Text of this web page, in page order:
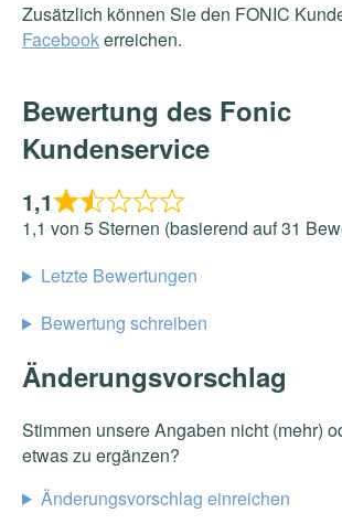
Zusätzlich können Sie den FONIC
Facebookerreichen.
Bewertung des Fonic
Kundenservice
1,1
1,1 von 5 Sternen (basierend auf 31
Letzte Bewertungen
Bewertung schreiben
Änderungsvorschlag
Stimmen unsere Angaben nicht (mehr)
etwas zu ergänzen?
Änderungsvorschlag einreichen